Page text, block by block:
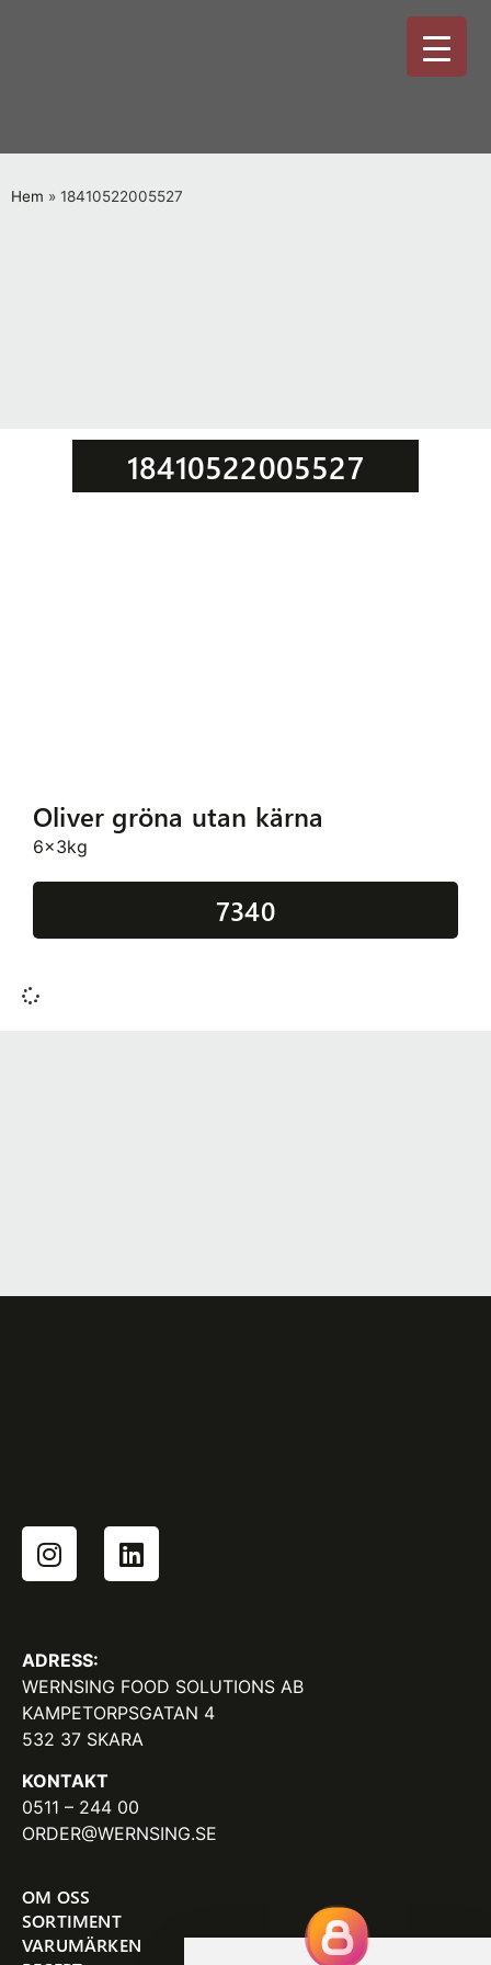
Hem » 18410522005527
18410522005527
Oliver gröna utan kärna
6x3kg
7340
ADRESS:
WERNSING FOOD SOLUTIONS AB
KAMPETORPSGATAN 4
532 37 SKARA
KONTAKT
0511 – 244 00
ORDER@WERNSING.SE
OM OSS
SORTIMENT
VARUMÄRKEN